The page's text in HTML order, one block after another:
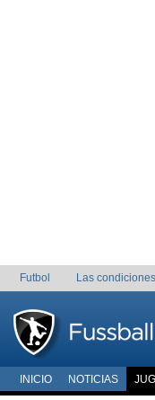
Futbol Las
INICIO NOTICIAS